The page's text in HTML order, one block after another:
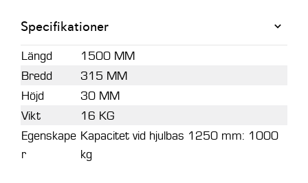
1500mm,
raka
mängd
Specifikationer
Längd
1500 MM
Bredd
315 MM
Höjd
30 MM
Vikt
16 KG
Egenskape
r
Kapacitet vid hjulbas 1250 mm: 1000
kg